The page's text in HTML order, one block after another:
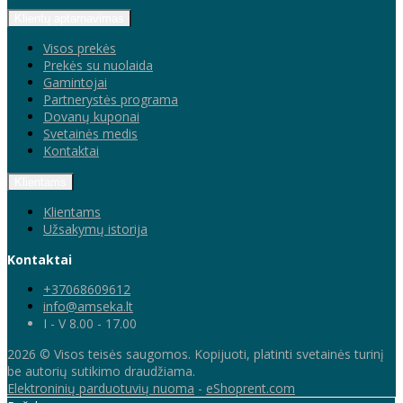
Visos prekės
Prekės su nuolaida
Gamintojai
Partnerystės programa
Dovanų kuponai
Svetainės medis
Kontaktai
Klientams
Užsakymų istorija
Kontaktai
+37068609612
info@amseka.lt
I - V 8.00 - 17.00
2026 © Visos teisės saugomos. Kopijuoti, platinti svetainės turinį
be autorių sutikimo draudžiama.
Elektroninių parduotuvių nuoma - eShoprent.com